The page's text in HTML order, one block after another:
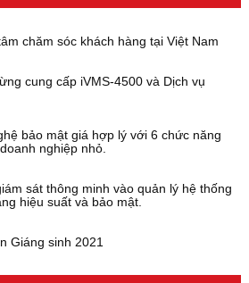
chăm sóc khách hàng tại Việt Nam
cung cấp iVMS-4500 và Dịch vụ
bảo mật giá hợp lý với 6 chức năng
nghiệp nhỏ.
sát thông minh vào quản lý hệ thống
hiệu suất và bảo mật.
Giáng sinh 2021